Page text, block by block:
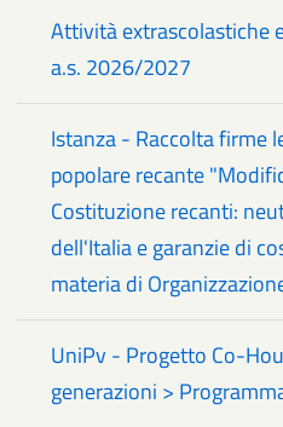
Attività extrascolastiche
a.s. 2026/2027
Istanza - Raccolta firme
popolare recante
Costituzione recanti:
dell'Italia e garanzie di
materia di
UniPv - Progetto Co-
generazioni >